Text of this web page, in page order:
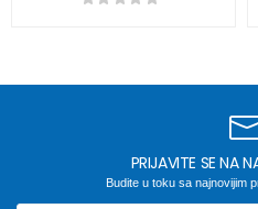
PRIJAVITE SE NA
Budite u toku sa najnovijim